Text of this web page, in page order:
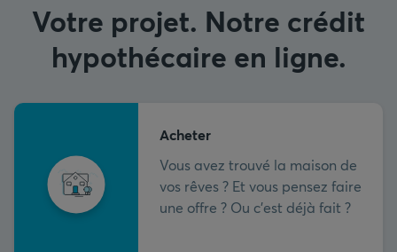
Votre projet. Notre crédit
hypothécaire en ligne.
Acheter
Vous avez trouvé la maison de
vos rêves ? Et vous pensez faire
une offre ? Ou c'est déjà fait ?